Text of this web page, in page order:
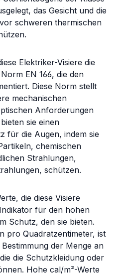
das Gesicht und die
schweren thermischen
Elektriker-Visiere die
EN 166, die den
Diese Norm stellt
mechanischen
Anforderungen
sie einen
für die Augen, indem sie
chemischen
Strahlungen,
schützen.
die diese Visiere
für den hohen
Schutz, den sie bieten.
pro Quadratzentimeter, ist
der Menge an
die Schutzkleidung oder
Hohe cal/m²-Werte